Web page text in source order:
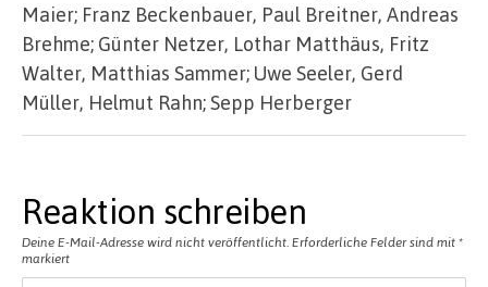
Maier; Franz Beckenbauer, Paul Breitner, Andreas
Brehme; Günter Netzer, Lothar Matthäus, Fritz
Walter, Matthias Sammer; Uwe Seeler, Gerd
Müller, Helmut Rahn; Sepp Herberger
Reaktion schreiben
Deine E-Mail-Adresse wird nicht veröffentlicht. Erforderliche Felder sind mit *
markiert